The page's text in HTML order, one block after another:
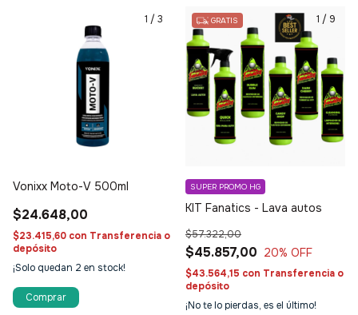
1 / 3
Vonixx Moto-V 500ml
$24.648,00
$23.415,60 con Transferencia o
depósito
¡Solo quedan 2 en stock!
1 / 9
GRATIS
KIT Fanatics - Lava autos
$45.857,00
$57.322,00
20% OFF
SUPER PROMO HG
$43.564,15 con Transferencia o
depósito
¡No te lo pierdas, es el último!